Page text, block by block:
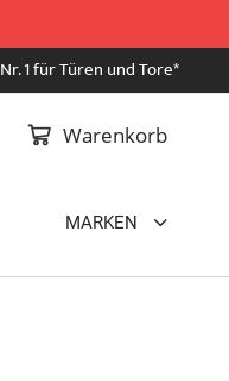
Nr. 1 für Türen und Tore*
Warenkorb
MARKEN